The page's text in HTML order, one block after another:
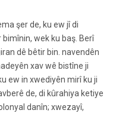
şer de, ku ew jî di
wek ku baş. Berî
dê bêtir bin. navendên
xav wê bistîne ji
ew in xwediyên mirî ku ji
de, di kûrahiya ketiye
danîn; xwezayî,